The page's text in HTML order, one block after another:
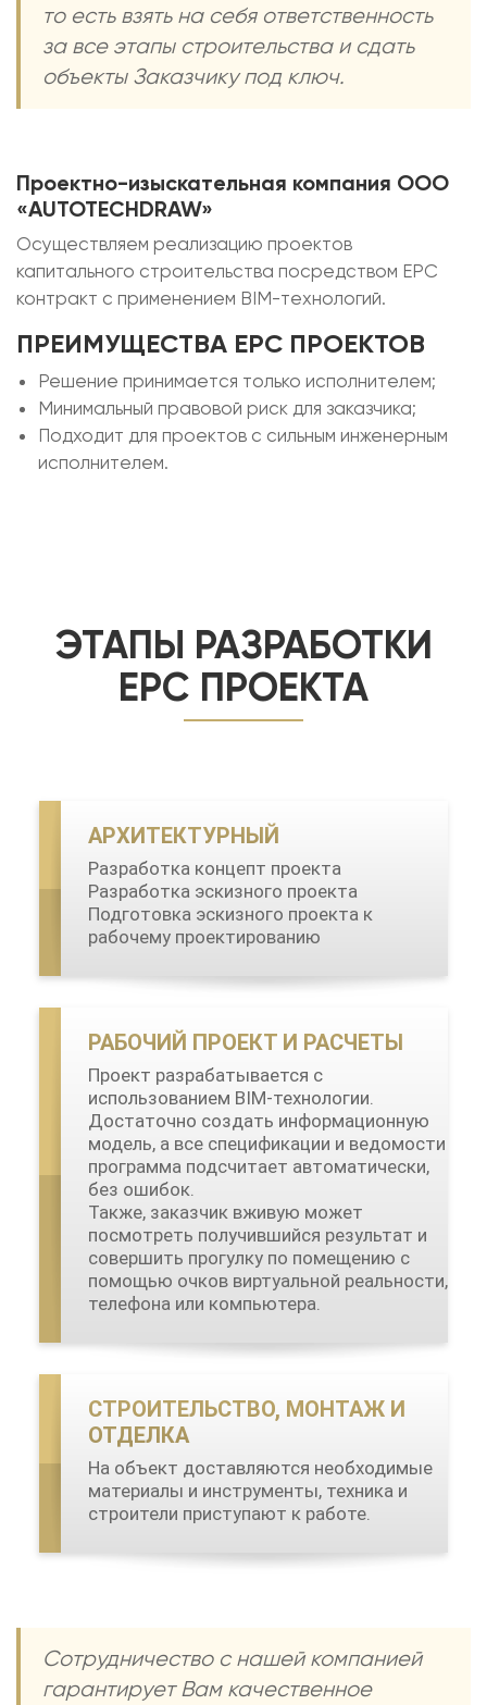
то есть взять на себя ответственность
за все этапы строительства и сдать
объекты Заказчику под ключ.
Проектно-изыскательная компания ООО
«AUTOTECHDRAW»
Осуществляем реализацию проектов
капитального строительства посредством ЕРС
контракт с применением BIM-технологий.
ПРЕИМУЩЕСТВА ЕРС ПРОЕКТОВ
Решение принимается только исполнителем;
Минимальный правовой риск для заказчика;
Подходит для проектов с сильным инженерным
исполнителем.
ЭТАПЫ РАЗРАБОТКИ
ЕРС ПРОЕКТА
АРХИТЕКТУРНЫЙ
Разработка концепт проекта
Разработка эскизного проекта
Подготовка эскизного проекта к
рабочему проектированию
РАБОЧИЙ ПРОЕКТ И РАСЧЕТЫ
Проект разрабатывается с
использованием BIM-технологии.
Достаточно создать информационную
модель, а все спецификации и ведомости
программа подсчитает автоматически,
без ошибок.
Также, заказчик вживую может
посмотреть получившийся результат и
совершить прогулку по помещению с
помощью очков виртуальной реальности,
телефона или компьютера.
СТРОИТЕЛЬСТВО, МОНТАЖ И
ОТДЕЛКА
На объект доставляются необходимые
материалы и инструменты, техника и
строители приступают к работе.
Сотрудничество с нашей компанией
гарантирует Вам качественное